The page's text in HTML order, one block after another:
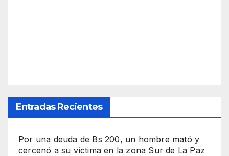
Entradas Recientes
Por una deuda de Bs 200, un hombre mató y
cercenó a su víctima en la zona Sur de La Paz